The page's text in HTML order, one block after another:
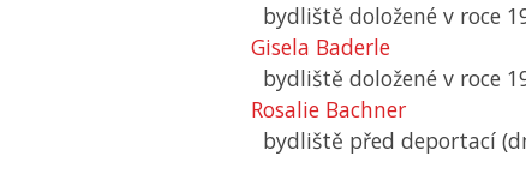
bydliště doložené v roce
Gisela Baderle
bydliště doložené v roce
Rosalie Bachner
bydliště před deportací